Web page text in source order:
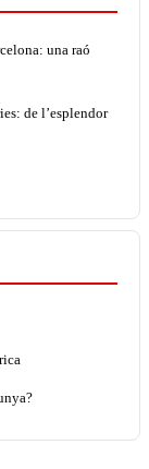
una raó
de l’esplendor